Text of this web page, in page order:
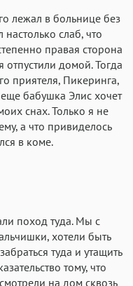
в больнице без
слаб, что
правая сторона
домой. Тогда
приятеля, Пикеринга,
бабушка Элис хочет
снах. Только я не
а что привиделось
в коме.
туда. Мы с
хотели быть
туда и утащить
тому, что
на дом сквозь